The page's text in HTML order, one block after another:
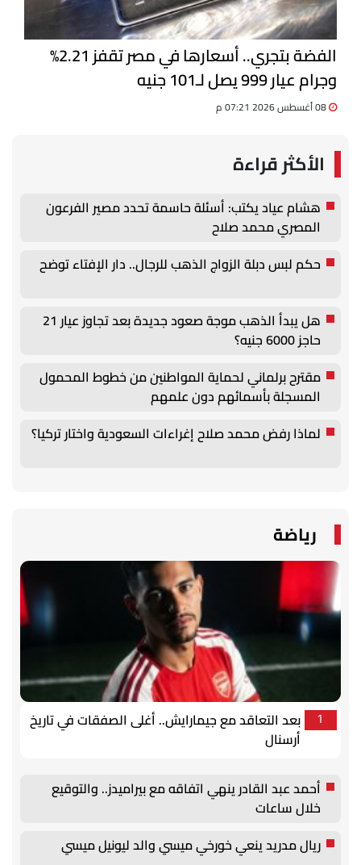
الفضة بتجري.. أسعارها في مصر تقفز 2.21%
وجرام عيار 999 يصل لـ101 جنيه
الأكثر قراءة
هشام عياد يكتب: أسئلة حاسمة تحدد مصير الفرعون
المصري محمد صلاح
حكم لبس دبلة الزواج الذهب للرجال.. دار الإفتاء توضح
هل يبدأ الذهب موجة صعود جديدة بعد تجاوز عيار 21
حاجز 6000 جنيه؟
مقترح برلماني لحماية المواطنين من خطوط المحمول
المسجلة بأسمائهم دون علمهم
لماذا رفض محمد صلاح إغراءات السعودية واختار تركيا؟
رياضة
1
بعد التعاقد مع جيمارايش.. أغلى الصفقات في تاريخ
أرسنال
أحمد عبد القادر ينهي اتفاقه مع بيراميدز.. والتوقيع
خلال ساعات
ريال مدريد ينعي خورخي ميسي والد ليونيل ميسي